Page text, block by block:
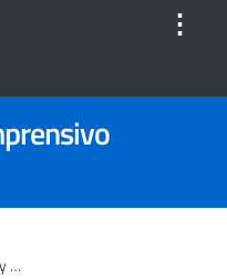
⋮